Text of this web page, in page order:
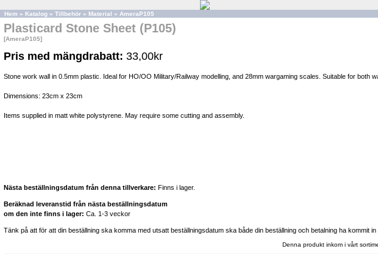
Hem » Katalog » Tillbehör » Material » AmeraP105
Plasticard Stone Sheet (P105)
[AmeraP105]
Pris med mängdrabatt: 33,00kr
Stone work wall in 0.5mm plastic. Ideal for HO/OO Military/Railway modelling, and 28mm wargaming scales. Suitable for both
Dimensions: 23cm x 23cm
Items supplied in matt white polystyrene. May require some cutting and assembly.
Nästa beställningsdatum från denna tillverkare: Finns i lager.
Beräknad leveranstid från nästa beställningsdatum
om den inte finns i lager: Ca. 1-3 veckor
Tänk på att för att din beställning ska komma med utsatt beställningsdatum ska både din beställning och betalning ha kommit
Denna produkt inkom i vårt